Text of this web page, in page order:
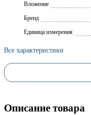
Вложение
Брeнд
Единица измерения
Все характеристики
Описание товара